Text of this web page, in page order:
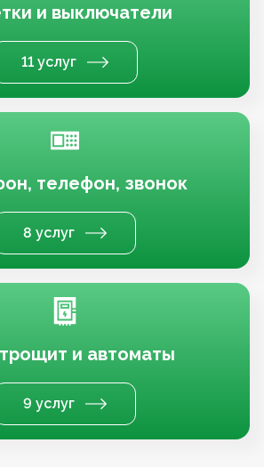
и выключатели
11 услуг
телефон, звонок
8 услуг
и автоматы
9 услуг